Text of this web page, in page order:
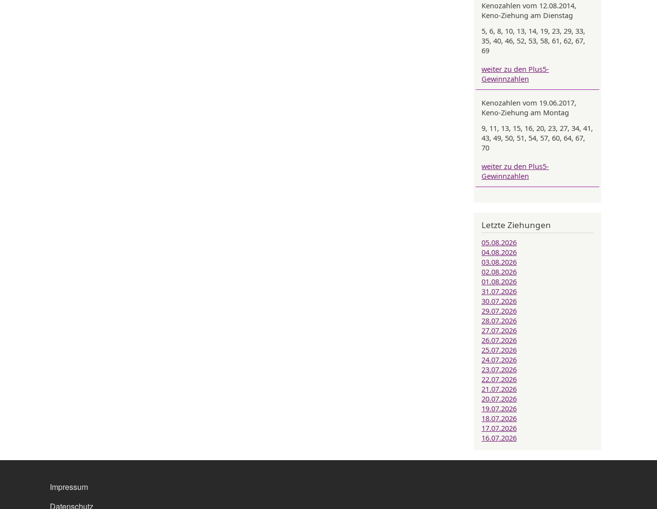
Kenozahlen vom 12.08.2014,
Keno-Ziehung am Dienstag
5, 6, 8, 10, 13, 14, 19, 23, 29, 33,
35, 40, 46, 52, 53, 58, 61, 62, 67,
69
weiter zu den Plus5-
Gewinnzahlen
Kenozahlen vom 19.06.2017,
Keno-Ziehung am Montag
9, 11, 13, 15, 16, 20, 23, 27, 34, 41,
43, 49, 50, 51, 54, 57, 60, 64, 67,
70
weiter zu den Plus5-
Gewinnzahlen
Letzte Ziehungen
05.08.2026
04.08.2026
03.08.2026
02.08.2026
01.08.2026
31.07.2026
30.07.2026
29.07.2026
28.07.2026
27.07.2026
26.07.2026
25.07.2026
24.07.2026
23.07.2026
22.07.2026
21.07.2026
20.07.2026
19.07.2026
18.07.2026
17.07.2026
16.07.2026
Impressum
Datenschutz